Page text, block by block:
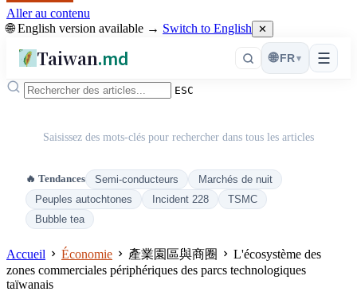
Aller au contenu
🌐 English version available → Switch to English ✕
Taiwan.md ☰
🌐 FR ▾
ESC
Saisissez des mots-clés pour rechercher dans tous les articles
🔥 Tendances Semi-conducteurs
Marchés de nuit
Peuples autochtones
Incident 228
TSMC
Bubble tea
Accueil Économie 產業園區與商圈
L'écosystème des
zones commerciales périphériques des parcs technologiques
taïwanais